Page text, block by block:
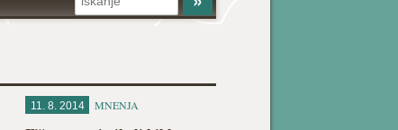
11. 8. 2014 MNENJA